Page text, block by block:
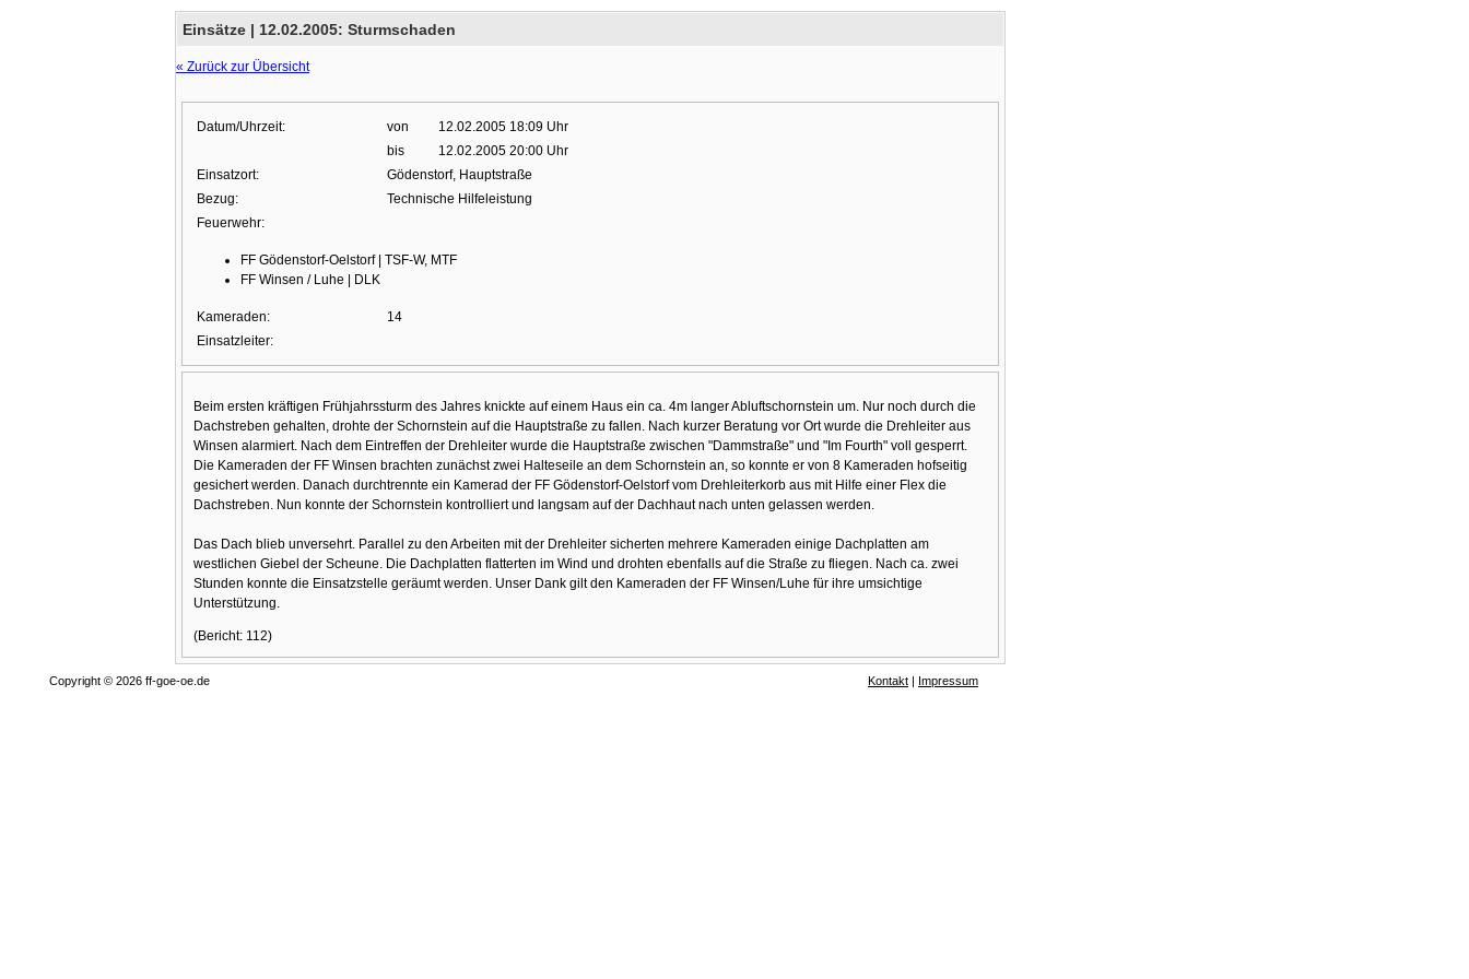
Einsätze | 12.02.2005: Sturmschaden
« Zurück zur Übersicht
Datum/Uhrzeit: von
12.02.2005 18:09 Uhr
bis
12.02.2005 20:00 Uhr
Einsatzort:
Gödenstorf, Hauptstraße
Bezug:
Technische Hilfeleistung
Feuerwehr:
FF Gödenstorf-Oelstorf | TSF-W, MTF
FF Winsen / Luhe | DLK
Kameraden:
14
Einsatzleiter:
Beim ersten kräftigen Frühjahrssturm des Jahres knickte auf einem Haus ein ca. 4m langer Abluftschornstein um. Nur noch durch die
Dachstreben gehalten, drohte der Schornstein auf die Hauptstraße zu fallen. Nach kurzer Beratung vor Ort wurde die Drehleiter aus
Winsen alarmiert. Nach dem Eintreffen der Drehleiter wurde die Hauptstraße zwischen "Dammstraße" und "Im Fourth" voll gesperrt.
Die Kameraden der FF Winsen brachten zunächst zwei Halteseile an dem Schornstein an, so konnte er von 8 Kameraden hofseitig
gesichert werden. Danach durchtrennte ein Kamerad der FF Gödenstorf-Oelstorf vom Drehleiterkorb aus mit Hilfe einer Flex die
Dachstreben. Nun konnte der Schornstein kontrolliert und langsam auf der Dachhaut nach unten gelassen werden.
Das Dach blieb unversehrt. Parallel zu den Arbeiten mit der Drehleiter sicherten mehrere Kameraden einige Dachplatten am
westlichen Giebel der Scheune. Die Dachplatten flatterten im Wind und drohten ebenfalls auf die Straße zu fliegen. Nach ca. zwei
Stunden konnte die Einsatzstelle geräumt werden. Unser Dank gilt den Kameraden der FF Winsen/Luhe für ihre umsichtige
Unterstützung.
(Bericht: 112)
Copyright © 2026 ff-goe-oe.de Kontakt | Impressum